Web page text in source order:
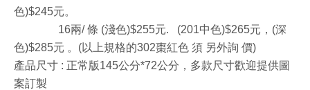
色)$245元。
16兩/ 條 (淺色)$255元. (201中色)$265元，(深
色)$285元 。(以上規格的302棗紅色 須 另外詢 價)
產品尺寸 : 正常版145公分*72公分，多款尺寸歡迎提供圖
案訂製